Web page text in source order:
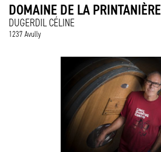
DOMAINE DE LA PRINTANIÈRE
DUGERDIL CÉLINE
1237 Avully